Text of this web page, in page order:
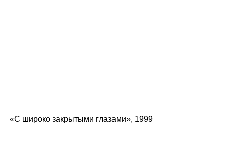
«С широко закрытыми глазами», 1999